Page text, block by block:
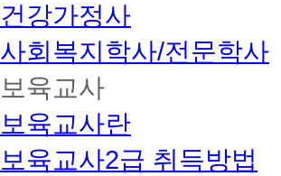
건강가정사
사회복지학사/전문학사
보육교사
보육교사란
보육교사2급 취득방법